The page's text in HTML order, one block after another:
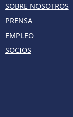
SOBRE NOSOTROS
PRENSA
EMPLEO
SOCIOS